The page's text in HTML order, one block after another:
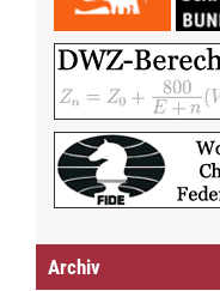
Archiv